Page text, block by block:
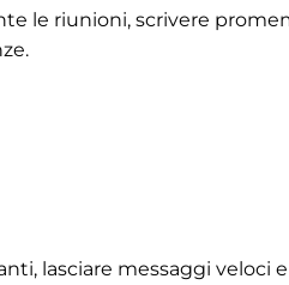
le riunioni, scrivere
lasciare messaggi veloci